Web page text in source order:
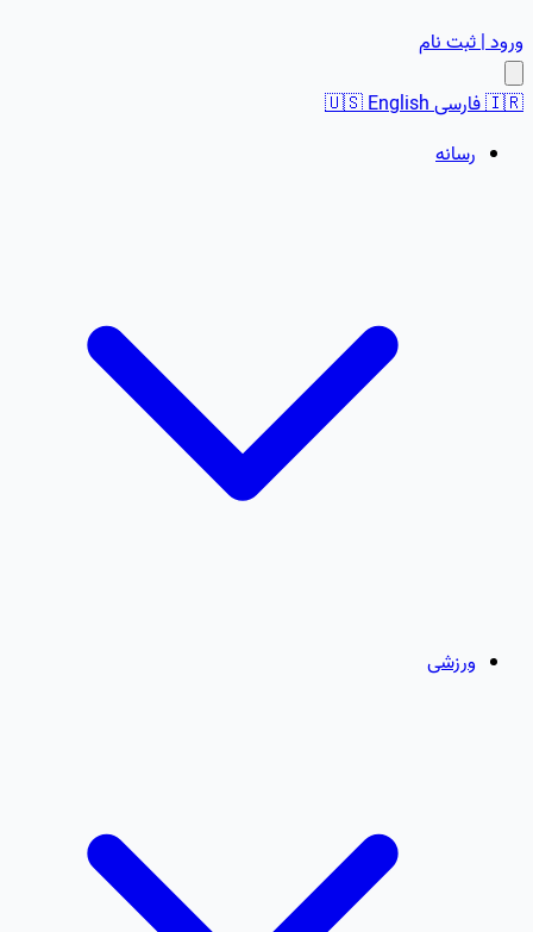
ورود | ثبت نام
🇮🇷فارسی 🇺🇸English
رسانه
ورزشی